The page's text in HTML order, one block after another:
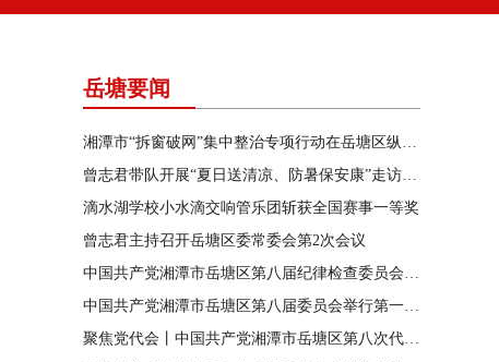
岳塘要闻
湘潭市“拆窗破网”集中整治专项行动在岳塘区纵深推进
曾志君带队开展“夏日送清凉、防暑保安康”走访慰问
滴水湖学校小水滴交响管乐团斩获全国赛事一等奖
曾志君主持召开岳塘区委常委会第2次会议
中国共产党湘潭市岳塘区第八届纪律检查委员会召开第一次全体会议
中国共产党湘潭市岳塘区第八届委员会举行第一次全体（扩大）会议
聚焦党代会丨中国共产党湘潭市岳塘区第八次代表大会胜利闭幕